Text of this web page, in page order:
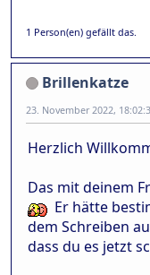
1 Person(en) gefällt das.
Brillenkatze
23. November 2022,
Herzlich
Das mit deinem
Er hätte
dem Schreiben
dass du es jetzt